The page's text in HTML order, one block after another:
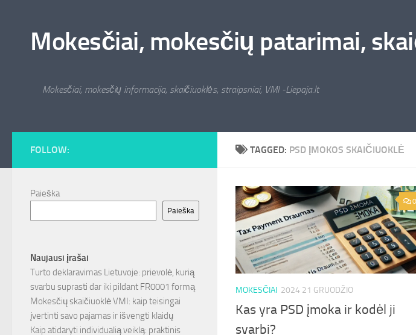
Mokesčiai, mokesčių patarimai,
Mokesčiai, mokesčių informacija, skaičiuoklės, straipsniai, VMI -Liepaja.lt
TAGGED: PSD ĮMOKOS SKAIČIUOKLĖ
0
MOKESČIAI 2024 21 GRUODŽIO
Kas yra PSD įmoka ir kodėl ji
svarbi?
FOLLOW:
Paieška
Paieška
Naujausi įrašai
Turto deklaravimas Lietuvoje: prievolė, kurią
svarbu suprasti dar iki pildant FR0001 formą
Mokesčių skaičiuoklė VMI: kaip teisingai
įvertinti savo pajamas ir išvengti klaidų
Kaip atidaryti individualią veiklą: praktinis